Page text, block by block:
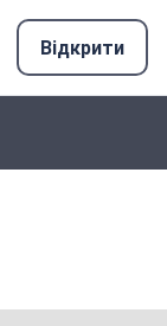
Відкрити